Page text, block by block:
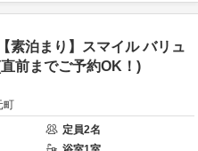
素泊まり】スマイル バリュ
前までご予約OK！)
町
定員2名